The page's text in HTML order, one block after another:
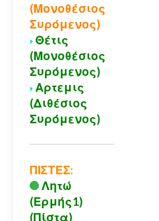
(Μονοθέσιος
Συρόμενος)
Θέτις
(Μονοθέσιος
Συρόμενος)
Αρτεμις
(Διθέσιος
Συρόμενος)
ΠΙΣΤΕΣ:
Λητώ
(Ερμής1)
(Πίστα)